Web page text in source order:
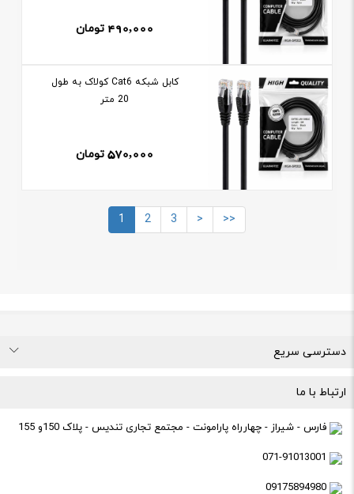
490,000 تومان
کابل شبکه Cat6 کولاک به طول
20 متر
570,000 تومان
1 2 3 > >>
دسترسی سریع
درباره ما
راهنمای خرید
قوانین و مقررات
تماس با ما
ارتباط با ما
فارس - شیراز - چهارراه پارامونت - مجتمع تجاری تندیس - پلاک 150و 155